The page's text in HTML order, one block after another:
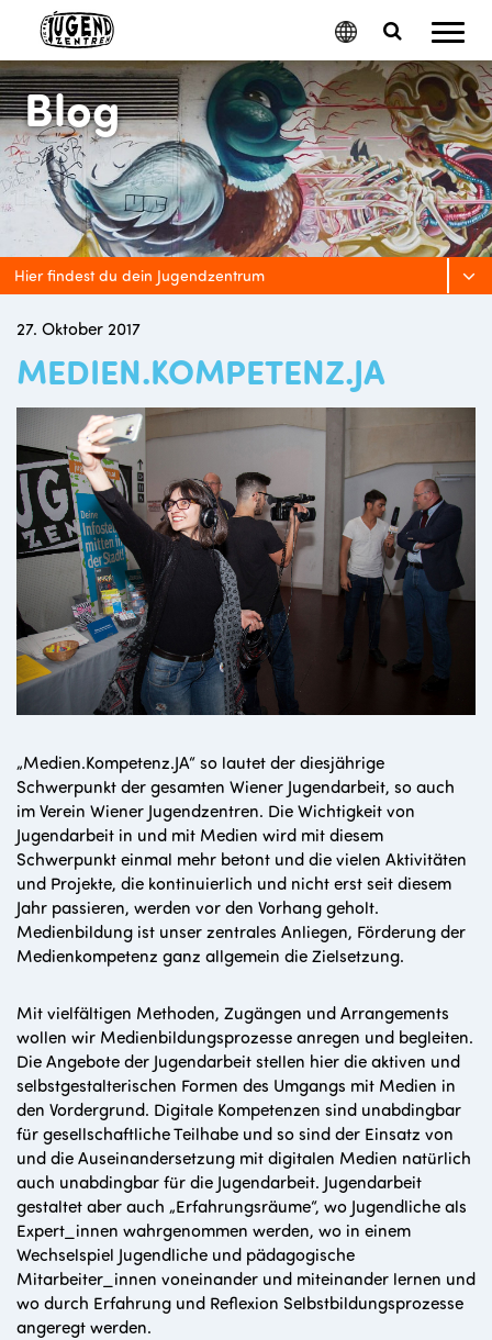
Menu
Toggle
Search
Google
Translate
Blog
Hier findest du dein Jugendzentrum
27. Oktober 2017
MEDIEN.KOMPETENZ.JA
„Medien.Kompetenz.JA“ so lautet der diesjährige
Schwerpunkt der gesamten Wiener Jugendarbeit, so auch
im Verein Wiener Jugendzentren. Die Wichtigkeit von
Jugendarbeit in und mit Medien wird mit diesem
Schwerpunkt einmal mehr betont und die vielen Aktivitäten
und Projekte, die kontinuierlich und nicht erst seit diesem
Jahr passieren, werden vor den Vorhang geholt.
Medienbildung ist unser zentrales Anliegen, Förderung der
Medienkompetenz ganz allgemein die Zielsetzung.
Mit vielfältigen Methoden, Zugängen und Arrangements
wollen wir Medienbildungsprozesse anregen und begleiten.
Die Angebote der Jugendarbeit stellen hier die aktiven und
selbstgestalterischen Formen des Umgangs mit Medien in
den Vordergrund. Digitale Kompetenzen sind unabdingbar
für gesellschaftliche Teilhabe und so sind der Einsatz von
und die Auseinandersetzung mit digitalen Medien natürlich
auch unabdingbar für die Jugendarbeit. Jugendarbeit
gestaltet aber auch „Erfahrungsräume“, wo Jugendliche als
Expert_innen wahrgenommen werden, wo in einem
Wechselspiel Jugendliche und pädagogische
Mitarbeiter_innen voneinander und miteinander lernen und
wo durch Erfahrung und Reflexion Selbstbildungsprozesse
angeregt werden.